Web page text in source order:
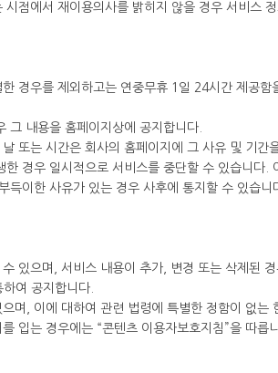
점에서 재이용의사를 밝히지 않을 경우 서비스
경우를 제외하고는 연중무휴 1일 24시간 제공
내용을 홈페이지상에 공지합니다.
또는 시간은 회사의 홈페이지에 그 사유 및 기간
경우 일시적으로 서비스를 중단할 수 있습니다.
득이한 사유가 있는 경우 사후에 통지할 수 있습니
있으며, 서비스 내용이 추가, 변경 또는 삭제된
여 공지합니다.
며, 이에 대하여 관련 법령에 특별한 정함이 없는
입는 경우에는 “콘텐츠 이용자보호지침”을 따릅